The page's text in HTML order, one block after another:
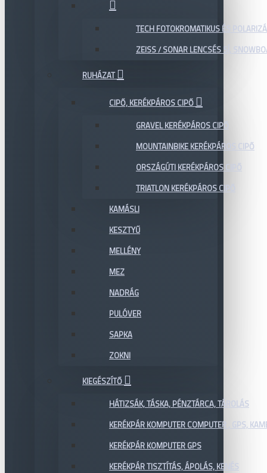
TECH FOTOKROMATIKUS ÉS
ZEISS / SONAR LENCSÉS SÍ,
RUHÁZAT
CIPŐ, KERÉKPÁROS CIPŐ
GRAVEL KERÉKPÁROS CIPŐ
MOUNTAINBIKE KERÉKPÁROS CIPŐ
ORSZÁGÚTI KERÉKPÁROS CIPŐ
TRIATLON KERÉKPÁROS CIPŐ
KAMÁSLI
KESZTYŰ
MELLÉNY
MEZ
NADRÁG
PULÓVER
SAPKA
ZOKNI
KIEGÉSZÍTŐ
HÁTIZSÁK, TÁSKA, PÉNZTÁRCA, TÁROLÁS
KERÉKPÁR KOMPUTER COMPUTER , GPS,
KERÉKPÁR KOMPUTER GPS
KERÉKPÁR TISZTÍTÁS, ÁPOLÁS, KENÉS